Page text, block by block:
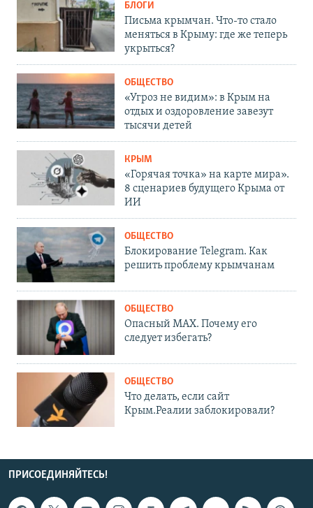
БЛОГИ
Письма крымчан. Что-то стало
меняться в Крыму: где же теперь
укрыться?
ОБЩЕСТВО
«Угроз не видим»: в Крым на
отдых и оздоровление завезут
тысячи детей
КРЫМ
«Горячая точка» на карте мира».
8 сценариев будущего Крыма от
ИИ
ОБЩЕСТВО
Блокирование Telegram. Как
решить проблему крымчанам
ОБЩЕСТВО
Опасный MAX. Почему его
следует избегать?
ОБЩЕСТВО
Что делать, если сайт
Крым.Реалии заблокировали?
ПРИСОЕДИНЯЙТЕСЬ!